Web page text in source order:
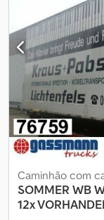
baú para móveis, 2
ACESSÓRIOS
reservados!
Caminhão com
SOMMER WB
12x